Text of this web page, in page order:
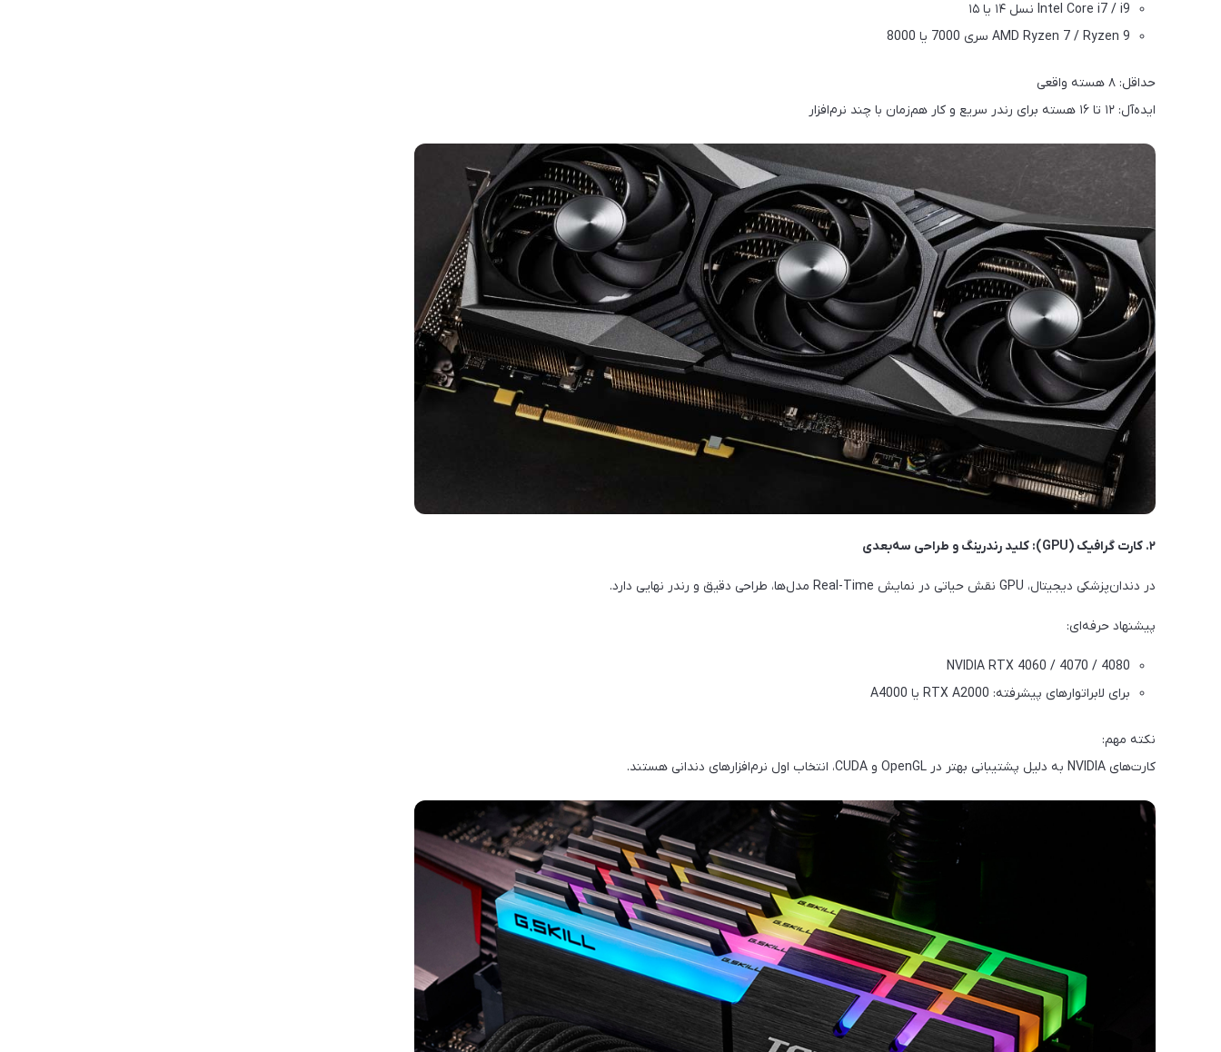
Intel Core i7 / i9 نسل ۱۴ یا ۱۵
AMD Ryzen 7 / Ryzen 9 سری 7000 یا 8000
حداقل: ۸ هسته واقعی
ایده‌آل: ۱۲ تا ۱۶ هسته برای رندر سریع و کار هم‌زمان با چند نرم‌افزار
۲. کارت گرافیک (GPU): کلید رندرینگ و طراحی سه‌بعدی
در دندان‌پزشکی دیجیتال، GPU نقش حیاتی در نمایش Real-Time مدل‌ها، طراحی دقیق و رندر نهایی دارد.
پیشنهاد حرفه‌ای:
NVIDIA RTX 4060 / 4070 / 4080
برای لابراتوارهای پیشرفته: RTX A2000 یا A4000
نکته مهم:
کارت‌های NVIDIA به دلیل پشتیبانی بهتر در OpenGL و CUDA، انتخاب اول نرم‌افزارهای دندانی هستند.